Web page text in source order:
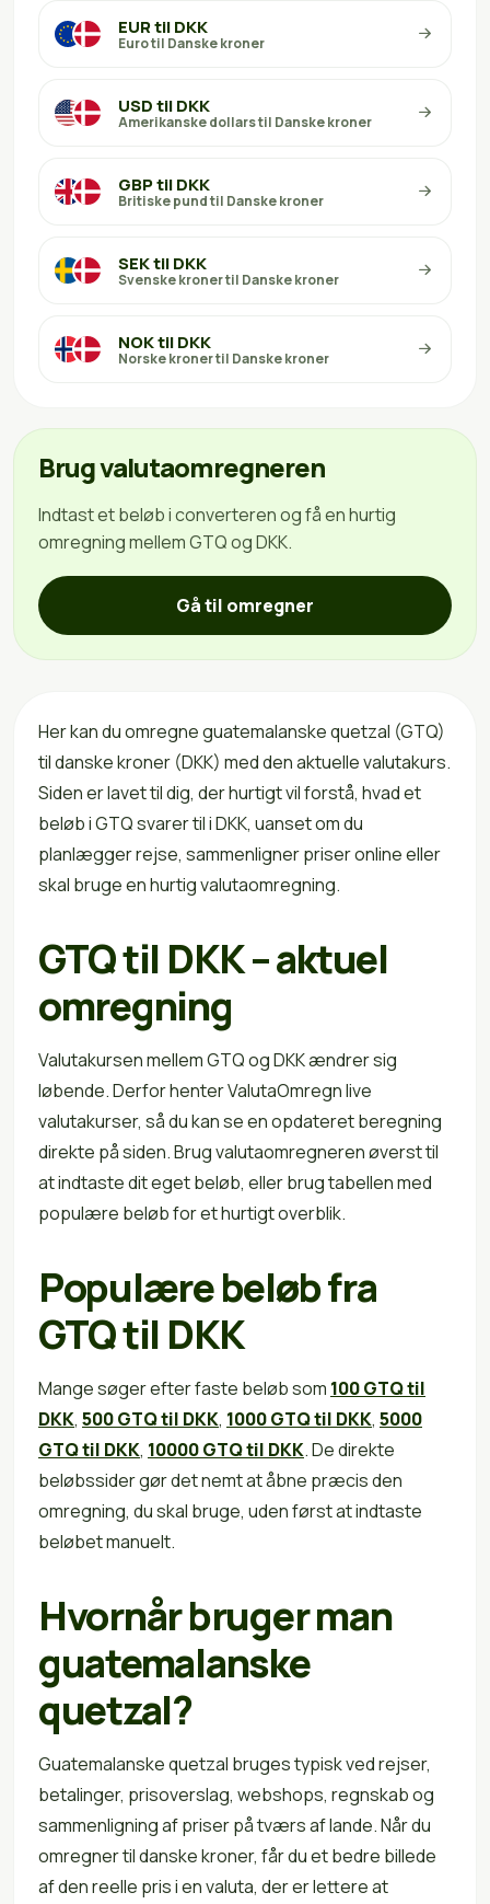
EUR til DKK
Euro til Danske kroner
USD til DKK
Amerikanske dollars til Danske kroner
GBP til DKK
Britiske pund til Danske kroner
SEK til DKK
Svenske kroner til Danske kroner
NOK til DKK
Norske kroner til Danske kroner
Brug valutaomregneren
Indtast et beløb i converteren og få en hurtig
omregning mellem GTQ og DKK.
Gå til omregner
Her kan du omregne guatemalanske quetzal (GTQ)
til danske kroner (DKK) med den aktuelle valutakurs.
Siden er lavet til dig, der hurtigt vil forstå, hvad et
beløb i GTQ svarer til i DKK, uanset om du
planlægger rejse, sammenligner priser online eller
skal bruge en hurtig valutaomregning.
GTQ til DKK – aktuel
omregning
Valutakursen mellem GTQ og DKK ændrer sig
løbende. Derfor henter ValutaOmregn live
valutakurser, så du kan se en opdateret beregning
direkte på siden. Brug valutaomregneren øverst til
at indtaste dit eget beløb, eller brug tabellen med
populære beløb for et hurtigt overblik.
Populære beløb fra
GTQ til DKK
Mange søger efter faste beløb som 100 GTQ til
DKK, 500 GTQ til DKK, 1000 GTQ til DKK, 5000
GTQ til DKK, 10000 GTQ til DKK. De direkte
beløbssider gør det nemt at åbne præcis den
omregning, du skal bruge, uden først at indtaste
beløbet manuelt.
Hvornår bruger man
guatemalanske
quetzal?
Guatemalanske quetzal bruges typisk ved rejser,
betalinger, prisoverslag, webshops, regnskab og
sammenligning af priser på tværs af lande. Når du
omregner til danske kroner, får du et bedre billede
af den reelle pris i en valuta, der er lettere at